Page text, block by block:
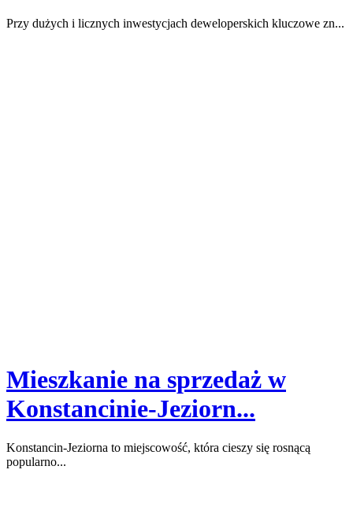
Przy dużych i licznych inwestycjach deweloperskich kluczowe zn...
Mieszkanie na sprzedaż w
Konstancinie-Jeziorn...
Konstancin-Jeziorna to miejscowość, która cieszy się rosnącą
popularno...